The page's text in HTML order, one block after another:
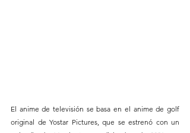
El anime de televisión se basa en el anime de golf
original de Yostar Pictures, que se estrenó con un